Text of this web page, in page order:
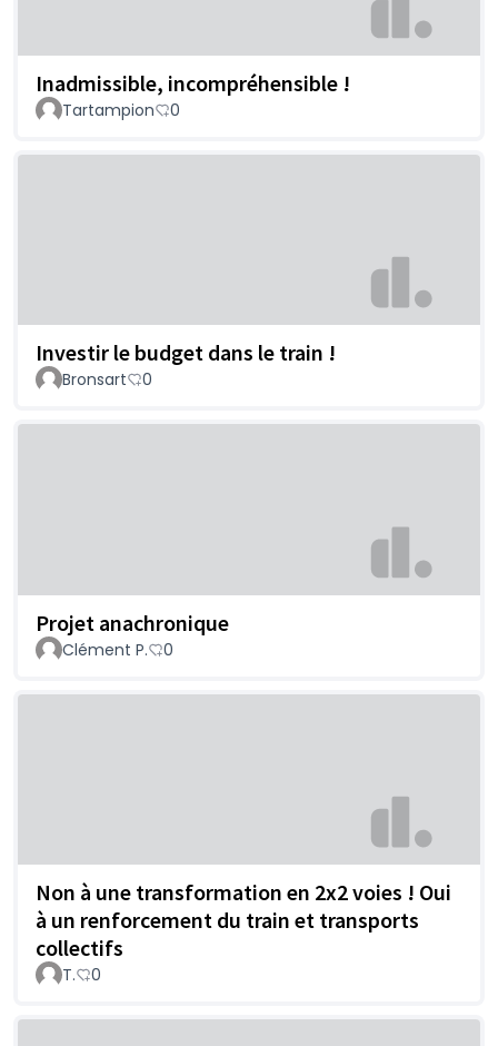
Inadmissible, incompréhensible !
Tartampion 0
Investir le budget dans le train !
Bronsart 0
Projet anachronique
Clément P. 0
Non à une transformation en 2x2 voies ! Oui
à un renforcement du train et transports
collectifs
T. 0